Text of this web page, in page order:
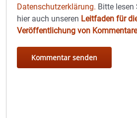
Datenschutzerklärung. Bitte lesen
hier auch unseren Leitfaden für
Veröffentlichung von